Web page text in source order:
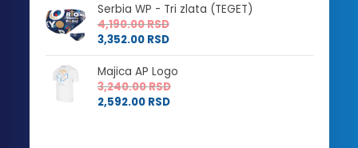
2,832.00 RSD
Serbia WP - Tri zlata (TEGET)
4,190.00RSD
3,352.00 RSD
Majica AP Logo
3,240.00RSD
2,592.00 RSD